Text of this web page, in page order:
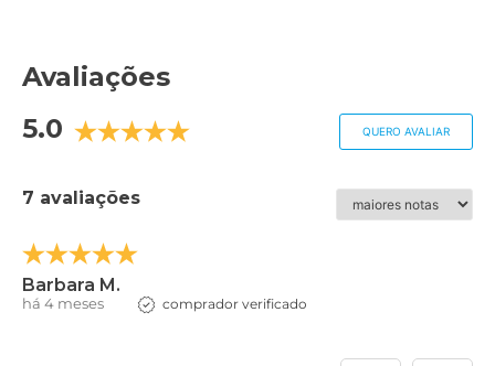
Avaliações
5.0
QUERO AVALIAR
7 avaliações
Barbara M.
há 4 meses comprador verificado